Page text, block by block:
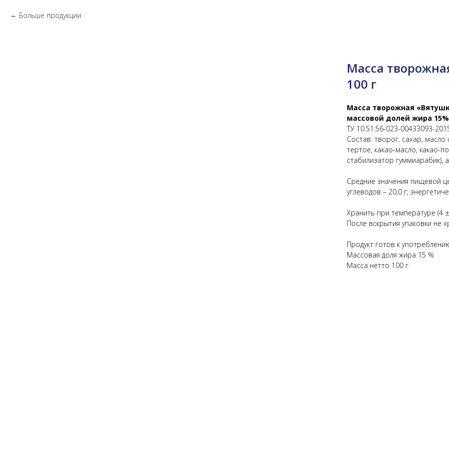
Больше продукции
Масса
100 г
Масса творожная
массовой долей жира 15%
ТУ 10.51.56-023-00433093-
Состав: творог, сахар, масло
тертое, какао-масло, какао-
стабилизатор гуммиарабик),
Средние значения пищевой
углеводов – 20,0 г;
Хранить при температуре (4
После вскрытия упаковки не
Продукт готов к
Массовая доля жира 15 %
Масса нетто 100 г